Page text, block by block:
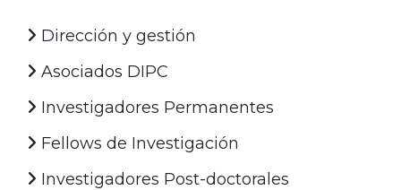
Dirección y gestión
Asociados DIPC
Investigadores Permanentes
Fellows de Investigación
Investigadores Post-doctorales